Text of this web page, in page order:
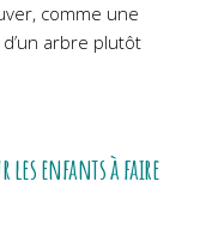
comme une
arbre plutôt
les enfants à faire